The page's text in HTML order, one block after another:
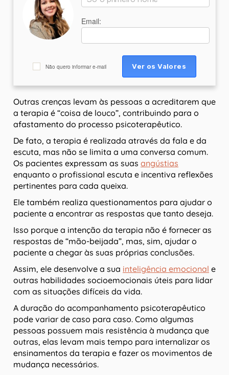
Email:
Não quero informar e-mail
Outras crenças levam às pessoas a acreditarem que
a terapia é “coisa de louco”, contribuindo para o
afastamento do processo psicoterapêutico.
De fato, a terapia é realizada através da fala e da
escuta, mas não se limita a uma conversa comum.
Os pacientes expressam as suas angústias
enquanto o profissional escuta e incentiva reflexões
pertinentes para cada queixa.
Ele também realiza questionamentos para ajudar o
paciente a encontrar as respostas que tanto deseja.
Isso porque a intenção da terapia não é fornecer as
respostas de “mão-beijada”, mas, sim, ajudar o
paciente a chegar às suas próprias conclusões.
Assim, ele desenvolve a sua inteligência emocional e
outras habilidades socioemocionais úteis para lidar
com as situações difíceis da vida.
A duração do acompanhamento psicoterapêutico
pode variar de caso para caso. Como algumas
pessoas possuem mais resistência à mudança que
outras, elas levam mais tempo para internalizar os
ensinamentos da terapia e fazer os movimentos de
mudança necessários.